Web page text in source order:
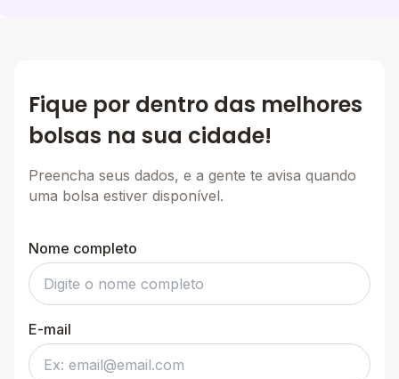
Fique por dentro das melhores
bolsas na sua cidade!
Preencha seus dados, e a gente te avisa quando
uma bolsa estiver disponível.
Nome completo
E-mail